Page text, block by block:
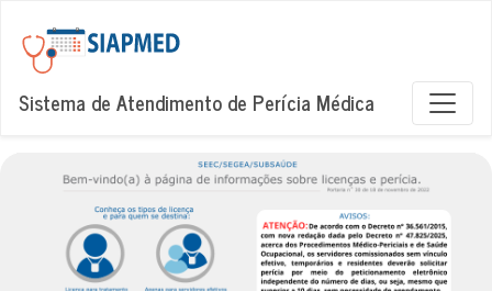
Sistema de Atendimento de Perícia Médica